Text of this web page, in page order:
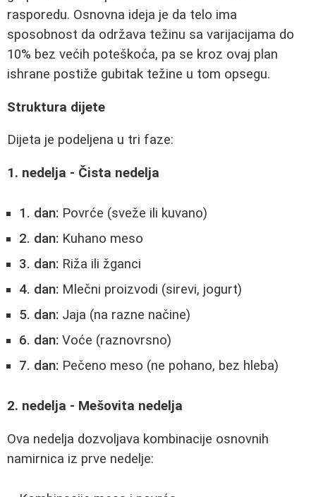
rasporedu. Osnovna ideja je da telo ima
sposobnost da održava težinu sa varijacijama do
10% bez većih poteškoća, pa se kroz ovaj plan
ishrane postiže gubitak težine u tom opsegu.
Struktura dijete
Dijeta je podeljena u tri faze:
1. nedelja - Čista nedelja
1. dan: Povrće (sveže ili kuvano)
2. dan: Kuhano meso
3. dan: Riža ili žganci
4. dan: Mlečni proizvodi (sirevi, jogurt)
5. dan: Jaja (na razne načine)
6. dan: Voće (raznovrsno)
7. dan: Pečeno meso (ne pohano, bez hleba)
2. nedelja - Mešovita nedelja
Ova nedelja dozvoljava kombinacije osnovnih
namirnica iz prve nedelje: